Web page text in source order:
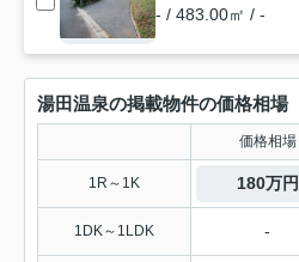
- / 483.00㎡ / -
湯田温泉の掲載物件の価格相場
価格相場
1R～1K 180万円
1DK～1LDK -